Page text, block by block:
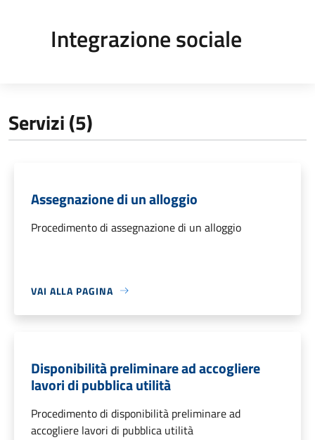
Integrazione sociale
Servizi (5)
Assegnazione di un alloggio
Procedimento di assegnazione di un alloggio
VAI ALLA PAGINA
Disponibilità preliminare ad accogliere
lavori di pubblica utilità
Procedimento di disponibilità preliminare ad
accogliere lavori di pubblica utilità